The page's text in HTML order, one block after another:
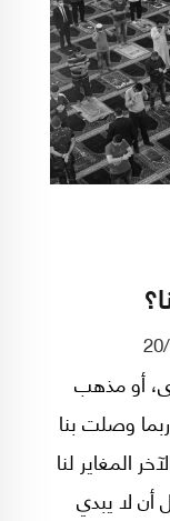
أو مذهب
وصلت بنا
المغاير لنا
أن لا يبدي